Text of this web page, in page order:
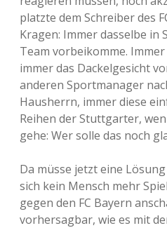
platzte dem Schreiber des
Kragen: Immer dasselbe in
Team vorbeikomme.
immer das Dackelgesicht
anderen Sportmanager
Hausherrn, immer diese
Reihen der Stuttgarter,
gehe: Wer solle das noch
Da müsse jetzt eine
sich kein Mensch mehr
gegen den FC Bayern
vorhersagbar, wie es mit